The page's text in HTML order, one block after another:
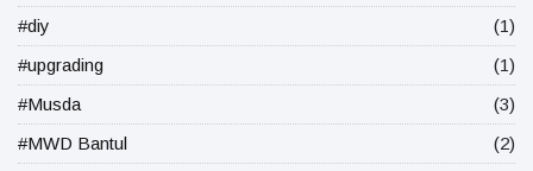
#diy
(1)
#upgrading
(1)
#Musda
(3)
#MWD Bantul
(2)